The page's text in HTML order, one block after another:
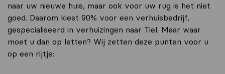
naar uw nieuwe huis, maar ook voor uw rug is het niet
goed. Daarom kiest 90% voor een verhuisbedrijf,
gespecialiseerd in verhuizingen naar Tiel. Maar waar
moet u dan op letten? Wij zetten deze punten voor u
op een rijtje: